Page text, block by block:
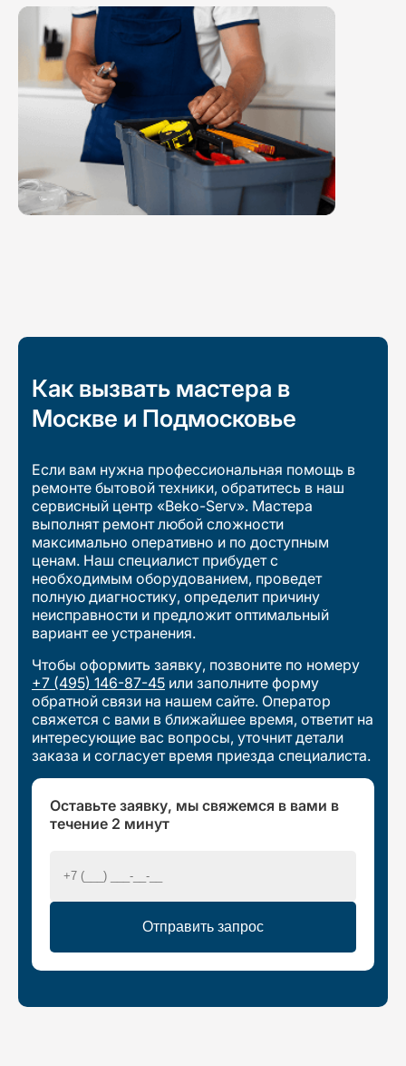
Как вызвать мастера в
Москве и Подмосковье
Если вам нужна профессиональная помощь в
ремонте бытовой техники, обратитесь в наш
сервисный центр «Beko-Serv». Мастера
выполнят ремонт любой сложности
максимально оперативно и по доступным
ценам. Наш специалист прибудет с
необходимым оборудованием, проведет
полную диагностику, определит причину
неисправности и предложит оптимальный
вариант ее устранения.
Чтобы оформить заявку, позвоните по номеру
+7 (495) 146-87-45 или заполните форму
обратной связи на нашем сайте. Оператор
свяжется с вами в ближайшее время, ответит на
интересующие вас вопросы, уточнит детали
заказа и согласует время приезда специалиста.
Оставьте заявку, мы свяжемся в вами в
течение 2 минут
Отправить запрос